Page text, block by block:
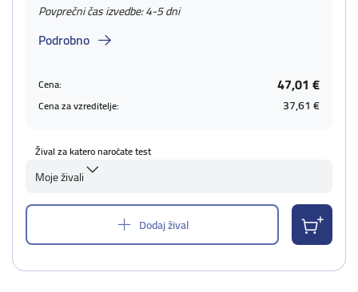
Povprečni čas izvedbe: 4-5 dni
Podrobno
Cena: 47,01 €
Cena za vzreditelje: 37,61 €
Žival za katero naročate test
Moje živali
Dodaj žival